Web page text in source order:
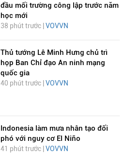
đầu mối trường công lập trước năm
học mới
38 phút trước | VOVVN
Thủ tướng Lê Minh Hưng chủ trì
họp Ban Chỉ đạo An ninh mạng
quốc gia
40 phút trước | VOVVN
Indonesia làm mưa nhân tạo đối
phó với nguy cơ El Niño
41 phút trước | VOVVN